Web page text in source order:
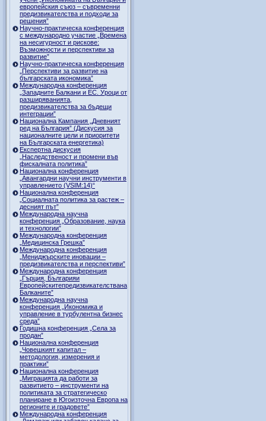
европейския съюз – съвременни
предизвикателства и подходи за
решения”
Научно-практическа конференция
с международно участие „Времена
на несигурност и рискове:
Възможности и перспективи за
развитие”
Научно-практическа конференция
„Перспективи за развитие на
българската икономика”
Международна конференция
„Западните Балкани и ЕС. Уроци от
разширяванията,
предизвикателства за бъдещи
интеграции”
Национална Кампания „Дневният
ред на България” (Дискусия за
националните цели и приоритети
на Българската енергетика)
Експертна дискусия
„Наследственост и промени във
фискалната политика”
Национална конференция
„Авангардни научни инструменти в
управлението (VSIM:14)“
Национална конференция
„Социалната политика за растеж –
десният път”
Международна научна
конференция „Образование, наука
и технологии”
Международна конференция
„Медицинска Грешка”
Международна конференция
„Мениджърските иновации –
предизвикателства и перспективи”
Международна конференция
„Гърция, Българияи
Европейскитепредизвикателствана
Балканите”
Международна научна
конференция „Икономика и
управление в турбулентна бизнес
среда”
Годишна конференция „Селa за
продан”
Национална конференция
„Човешкият капитал –
методология, измерения и
практики”
Национална конференция
„Миграцията да работи за
развитието – инструменти на
политиката за стратегическо
планиране в Югоизточна Европа на
регионите и градовете”
Международна конференция